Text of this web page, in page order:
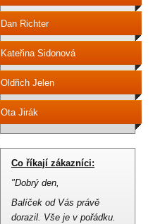
Dan Richter
Kateřina Sidonová
Oldřich Jelen
Ota Jirák
Co říkají zákazníci:
"Dobrý den,
Balíček od Vás právě
dorazil. Vše je v pořádku.